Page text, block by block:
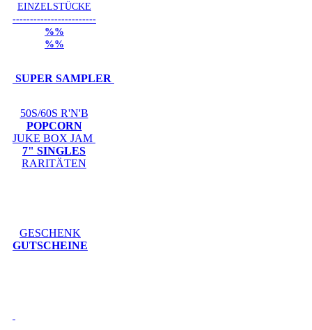
EINZELSTÜCKE
------------------------
%%
%%
SUPER SAMPLER
50S/60S R'N'B
POPCORN
JUKE BOX JAM
7" SINGLES
RARITÄTEN
GESCHENK
GUTSCHEINE